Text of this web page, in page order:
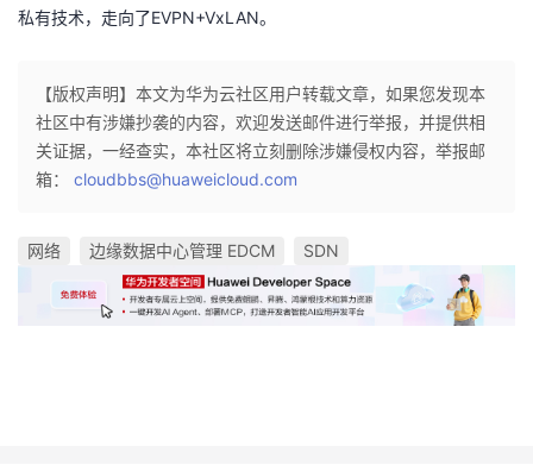
播
活
动
的
关
程
认
证
的
实
我
的
支
持
声
建
私有技术，走向了EVPN+VxLAN。
【版权声明】本文为华为云社区用户转载文章，如果您发现本
社区中有涉嫌抄袭的内容，欢迎发送邮件进行举报，并提供相
关证据，一经查实，本社区将立刻删除涉嫌侵权内容，举报邮
箱： cloudbbs@huaweicloud.com
网络 边缘数据中心管理 EDCM SDN